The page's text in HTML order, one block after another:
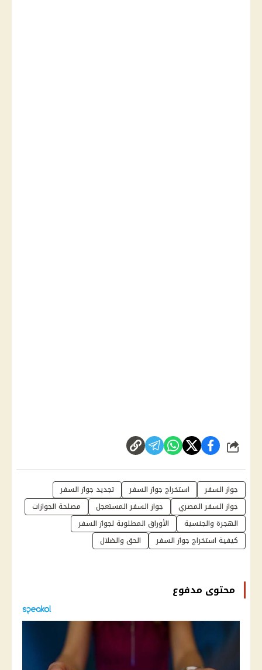
شارك
جواز السفر استخراج جواز السفر
تجديد جواز السفر
جواز السفر المصري
جواز السفر المستعجل
مصلحة الجوازات
الهجرة والجنسية
الأوراق المطلوبة لجواز السفر
كيفية استخراج جواز السفر
الحق والضلال
محتوى مدفوع